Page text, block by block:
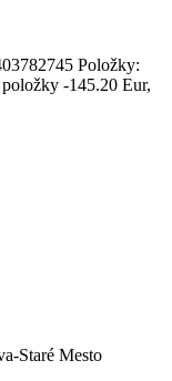
Položky:
-145.20 Eur,
Staré Mesto